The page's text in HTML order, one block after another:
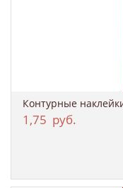
Контурные
1,75 руб.